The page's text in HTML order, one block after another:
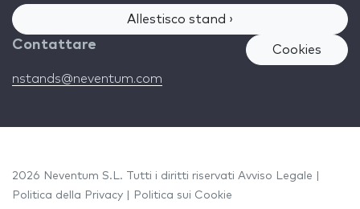
Allestisco stand ›
Contattare
nstands@neventum.com
Cookies
2026 Neventum S.L. Tutti i diritti riservati Avviso Legale
Politica della Privacy
Politica sui Cookie